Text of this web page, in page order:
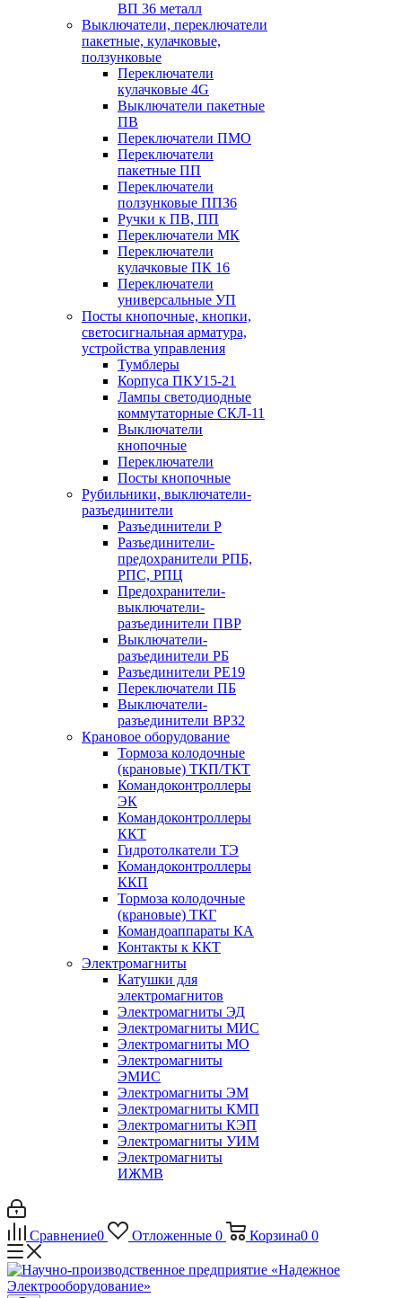
ВП 36 металл
Выключатели, переключатели
пакетные, кулачковые,
ползунковые
Переключатели
кулачковые 4G
Выключатели пакетные
ПВ
Переключатели ПМО
Переключатели
пакетные ПП
Переключатели
ползунковые ПП36
Ручки к ПВ, ПП
Переключатели МК
Переключатели
кулачковые ПК 16
Переключатели
универсальные УП
Посты кнопочные, кнопки,
светосигнальная арматура,
устройства управления
Тумблеры
Корпуса ПКУ15-21
Лампы светодиодные
коммутаторные СКЛ-11
Выключатели
кнопочные
Переключатели
Посты кнопочные
Рубильники, выключатели-
разъединители
Разъединители Р
Разъединители-
предохранители РПБ,
РПС, РПЦ
Предохранители-
выключатели-
разъединители ПВР
Выключатели-
разъединители РБ
Разъединители РЕ19
Переключатели ПБ
Выключатели-
разъединители ВР32
Крановое оборудование
Тормоза колодочные
(крановые) ТКП/ТКТ
Командоконтроллеры
ЭК
Командоконтроллеры
ККТ
Гидротолкатели ТЭ
Командоконтроллеры
ККП
Тормоза колодочные
(крановые) ТКГ
Командоаппараты КА
Контакты к ККТ
Электромагниты
Катушки для
электромагнитов
Электромагниты ЭД
Электромагниты МИС
Электромагниты МО
Электромагниты
ЭМИС
Электромагниты ЭМ
Электромагниты КМП
Электромагниты КЭП
Электромагниты УИМ
Электромагниты
ИЖМВ
Сравнение0 Отложенные 0 Корзина0 0